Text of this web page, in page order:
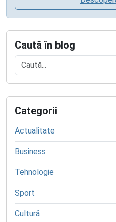
Caută în blog
Categorii
Actualitate
Business
Tehnologie
Sport
Cultură